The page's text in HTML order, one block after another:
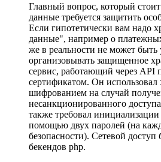
Главный вопрос, который стоит
данные требуется защитить
Если гипотетически вам надо
данные", например о
же в реальности не может быть
организовывать защищенное
сервис, работающий через API
сертификатом. Он
шифрованием на случай
несанкционированного
также требовал инициализации
помощью двух паролей (на
безопасности). Сетевой доступ
бекендов php.